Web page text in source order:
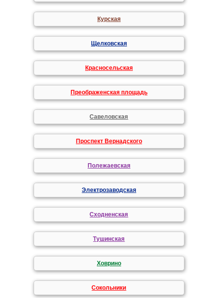
Курская
Щелковская
Красносельская
Преображенская площадь
Савеловская
Проспект Вернадского
Полежаевская
Электрозаводская
Сходненская
Тушинская
Ховрино
Сокольники